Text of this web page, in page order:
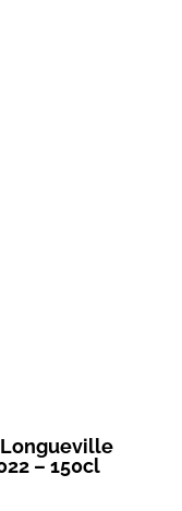
Longueville
– 150cl